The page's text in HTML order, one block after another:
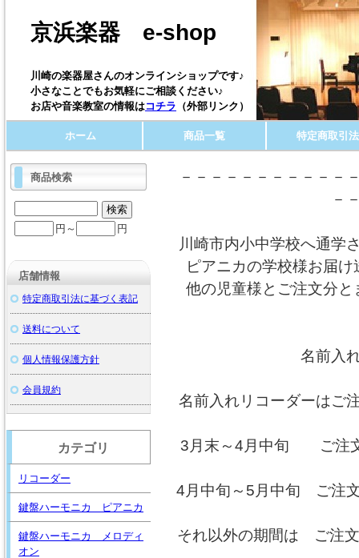
京浜楽器 e-shop
川崎の楽器屋さんのオンラインショップです♪
小さなことでもお気軽にご相談ください♪
お店や音楽教室の情報はコチラ （外部リンク）
ホーム 商品一覧 特定商取引法
－－－－－－－－－－－
－
川崎市内小中学校へ通学
ピアニカの学校様お届
他の児童様とご注文分
名前入
名前入れリコーダーはご
3月末～4月中旬 ご注文
4月中旬～5月中旬 ご注
それ以外の期間は ご注
商品検索
円～ 円
店舗情報
特定商取引法に基づく表記
送料について
個人情報保護方針
会員規約
カテゴリ
リコーダー
鍵盤ハーモニカ ピアニカ
鍵盤ハーモニカ メロディ
オン